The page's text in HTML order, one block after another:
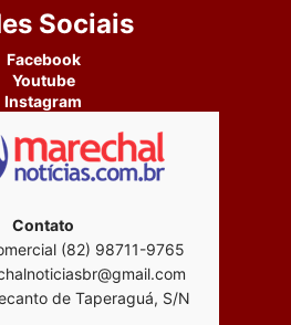
Sociais
Facebook
Youtube
Instagram
Contato
(82) 98711-9765
de Taperaguá, S/N